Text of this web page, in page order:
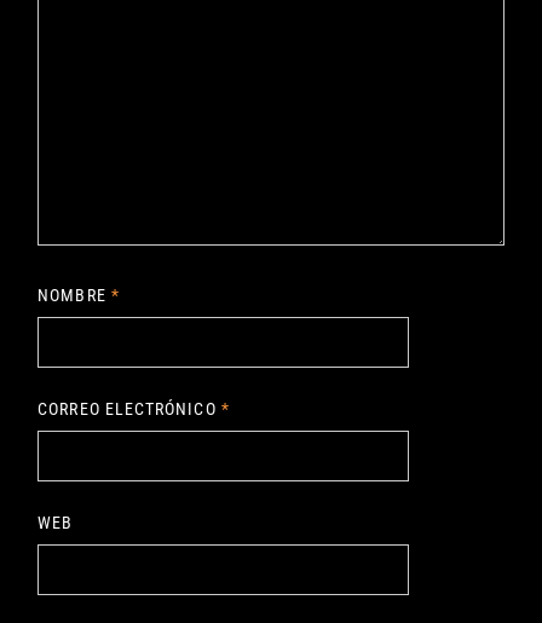
NOMBRE *
CORREO ELECTRÓNICO *
WEB